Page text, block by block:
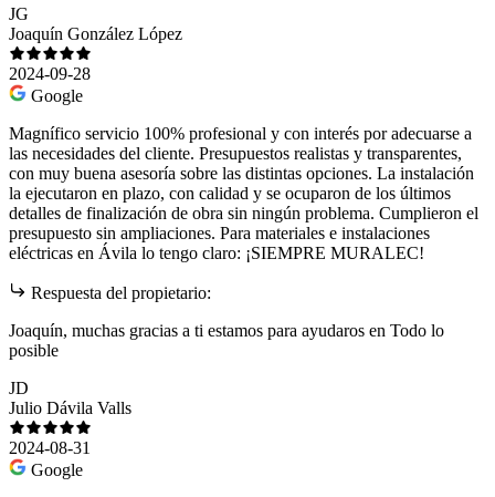
JG
Joaquín González López
2024-09-28
Google
Magnífico servicio 100% profesional y con interés por adecuarse a
las necesidades del cliente. Presupuestos realistas y transparentes,
con muy buena asesoría sobre las distintas opciones. La instalación
la ejecutaron en plazo, con calidad y se ocuparon de los últimos
detalles de finalización de obra sin ningún problema. Cumplieron el
presupuesto sin ampliaciones. Para materiales e instalaciones
eléctricas en Ávila lo tengo claro: ¡SIEMPRE MURALEC!
Respuesta del propietario:
Joaquín, muchas gracias a ti estamos para ayudaros en Todo lo
posible
JD
Julio Dávila Valls
2024-08-31
Google